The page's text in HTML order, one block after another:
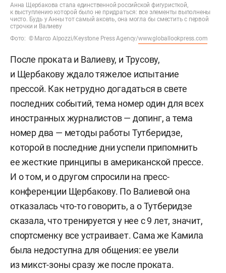
Анна Щербакова стала единственной российской фигуристкой,
к выступлению которой было не придраться: все элементы выполнены
чисто. Будь у Анны тот самый аксель, она могла бы сместить с первой
строчки и Валиеву
Фото: © Marco Alpozzi/Keystone Press Agency/www.globallookpress.com
После проката и Валиеву, и Трусову,
и Щербакову ждало тяжелое испытание
прессой. Как нетрудно догадаться в свете
последних событий, тема номер один для всех
иностранных журналистов — допинг, а тема
номер два — методы работы Тутберидзе,
которой в последние дни успели припомнить
ее жесткие принципы в американской прессе.
И о том, и о другом спросили на пресс-
конференции Щербакову. По Валиевой она
отказалась что-то говорить, а о Тутберидзе
сказала, что тренируется у нее с 9 лет, значит,
спортсменку все устраивает. Сама же Камила
была недоступна для общения: ее увели
из микст-зоны сразу же после проката.